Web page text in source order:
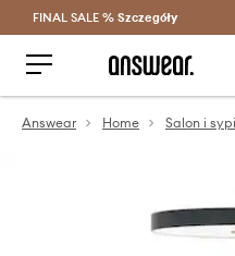
Oszczędzaj
FINAL SALE % Szczegóły
Answear Home Salon i